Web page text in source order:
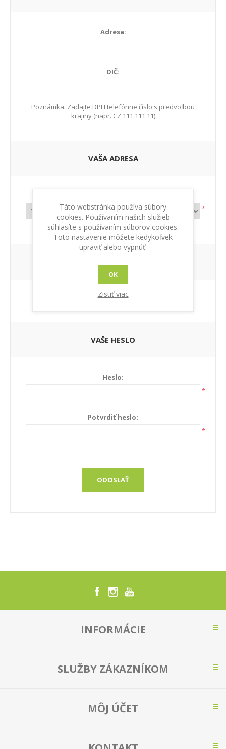
Adresa:
DIČ:
Poznámka: Zadajte DPH telefónne číslo s predvoľbou
krajiny (napr. CZ 111 111 11)
VAŠA ADRESA
*
Newsletter:
VAŠE HESLO
Heslo:
*
Potvrdiť heslo:
*
ODOSLAŤ
INFORMÁCIE
SLUŽBY ZÁKAZNÍKOM
MÔJ ÚČET
Táto webstránka používa súbory
cookies. Používaním našich služieb
súhlasíte s používaním súborov cookies.
Toto nastavenie môžete kedykoľvek
upraviť alebo vypnúť.
OK
Zistiť viac